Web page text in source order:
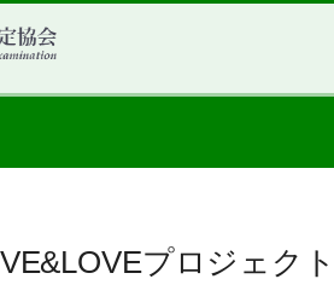
プロジェク